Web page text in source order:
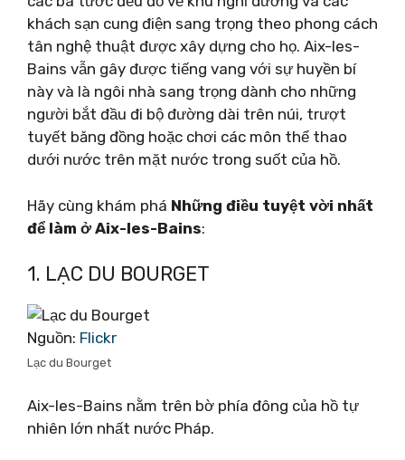
khách sạn cung điện sang trọng theo phong cách
tân nghệ thuật được xây dựng cho họ. Aix-les-
Bains vẫn gây được tiếng vang với sự huyền bí
này và là ngôi nhà sang trọng dành cho những
người bắt đầu đi bộ đường dài trên núi, trượt
tuyết băng đồng hoặc chơi các môn thể thao
dưới nước trên mặt nước trong suốt của hồ.
Hãy cùng khám phá Những điều tuyệt vời nhất
để làm ở Aix-les-Bains:
1. LẠC DU BOURGET
Nguồn: Flickr
Lạc du Bourget
Aix-les-Bains nằm trên bờ phía đông của hồ tự
nhiên lớn nhất nước Pháp.